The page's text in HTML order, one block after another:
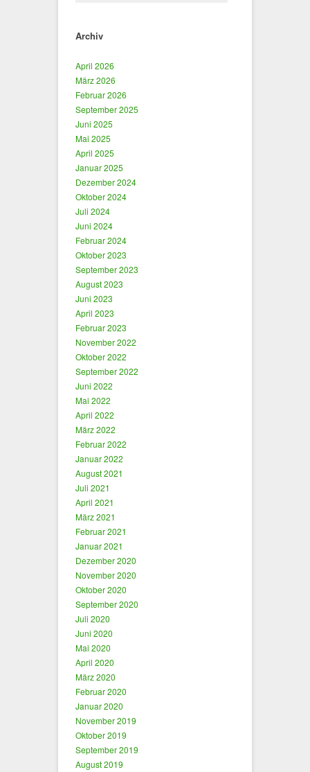
Archiv
April 2026
März 2026
Februar 2026
September 2025
Juni 2025
Mai 2025
April 2025
Januar 2025
Dezember 2024
Oktober 2024
Juli 2024
Juni 2024
Februar 2024
Oktober 2023
September 2023
August 2023
Juni 2023
April 2023
Februar 2023
November 2022
Oktober 2022
September 2022
Juni 2022
Mai 2022
April 2022
März 2022
Februar 2022
Januar 2022
August 2021
Juli 2021
April 2021
März 2021
Februar 2021
Januar 2021
Dezember 2020
November 2020
Oktober 2020
September 2020
Juli 2020
Juni 2020
Mai 2020
April 2020
März 2020
Februar 2020
Januar 2020
November 2019
Oktober 2019
September 2019
August 2019